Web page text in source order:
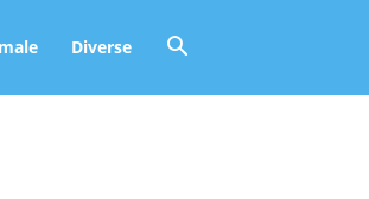
Diverse